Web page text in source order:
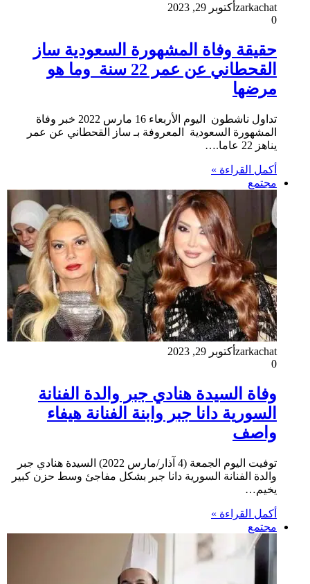
zarkachat أكتوبر 29, 2023
0
حقيقة وفاة المشهورة السعودية ساز
القحطاني عن عمر 22 سنة وما هو
مرضها
تداول ناشطون اليوم الأربعاء 16 مارس 2022 خبر وفاة
المشهورة السعودية المعروفة بـ ساز القحطاني عن عمر
يناهز 22 عاما.…
أكمل القراءة »
مجتمع
zarkachat أكتوبر 29, 2023
0
وفاة السيدة هنادي جبر والدة الفنانة
السورية دانا جبر وابنة الفنانة هيفاء
واصف
توفيت اليوم الجمعة (4 آذار/مارس 2022) السيدة هنادي جبر
والدة الفنانة السورية دانا جبر بشكل مفاجئ وسط حزن كبير
يخيم…
أكمل القراءة »
مجتمع